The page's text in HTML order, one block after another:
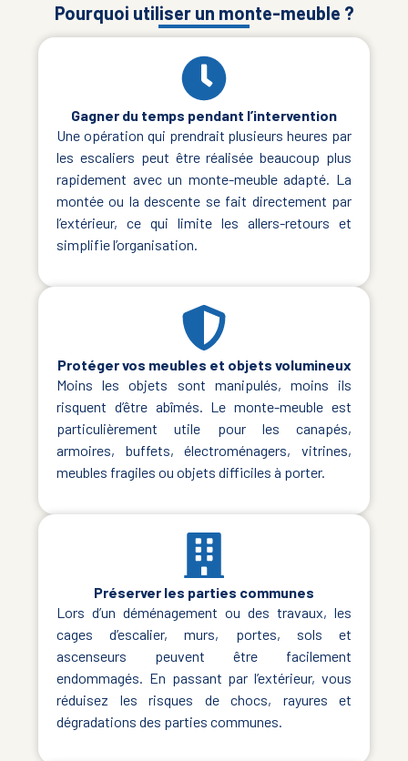
Pourquoi utiliser un monte-meuble ?
Gagner du temps pendant l’intervention
Une opération qui prendrait plusieurs heures par
les escaliers peut être réalisée beaucoup plus
rapidement avec un monte-meuble adapté. La
montée ou la descente se fait directement par
l’extérieur, ce qui limite les allers-retours et
simplifie l’organisation.
Protéger vos meubles et objets volumineux
Moins les objets sont manipulés, moins ils
risquent d’être abîmés. Le monte-meuble est
particulièrement utile pour les canapés,
armoires, buffets, électroménagers, vitrines,
meubles fragiles ou objets difficiles à porter.
Préserver les parties communes
Lors d’un déménagement ou des travaux, les
cages d’escalier, murs, portes, sols et
ascenseurs peuvent être facilement
endommagés. En passant par l’extérieur, vous
réduisez les risques de chocs, rayures et
dégradations des parties communes.